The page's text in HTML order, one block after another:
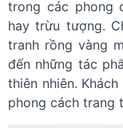
trong các phong
hay trừu tượng.
tranh rồng vàng
đến những tác
thiên nhiên.
phong cách trang